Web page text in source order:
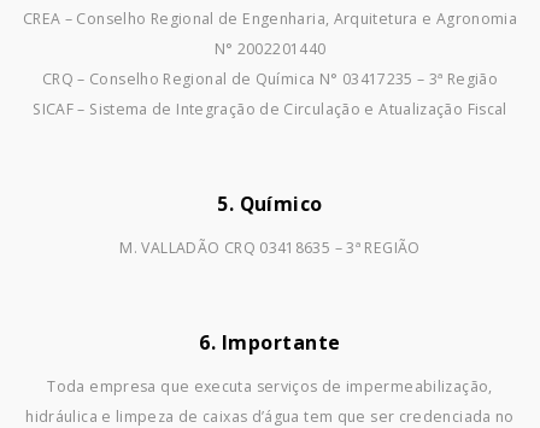
CREA – Conselho Regional de Engenharia, Arquitetura e Agronomia
N° 2002201440
CRQ – Conselho Regional de Química N° 03417235 – 3ª Região
SICAF – Sistema de Integração de Circulação e Atualização Fiscal
5. Químico
M. VALLADÃO CRQ 03418635 – 3ª REGIÃO
6. Importante
Toda empresa que executa serviços de impermeabilização,
hidráulica e limpeza de caixas d’água tem que ser credenciada no